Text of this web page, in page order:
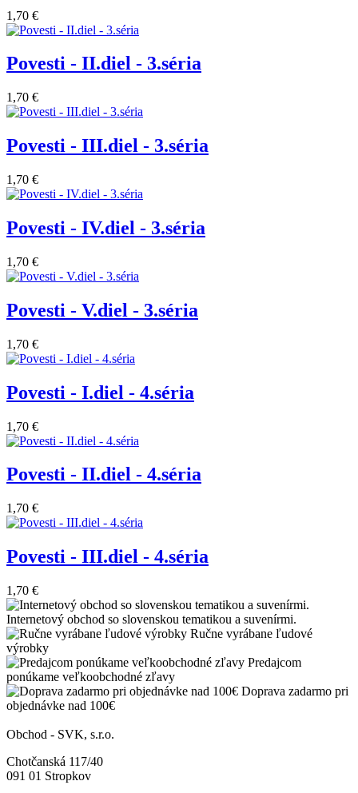
1,70 €
Povesti - II.diel - 3.séria
1,70 €
Povesti - III.diel - 3.séria
1,70 €
Povesti - IV.diel - 3.séria
1,70 €
Povesti - V.diel - 3.séria
1,70 €
Povesti - I.diel - 4.séria
1,70 €
Povesti - II.diel - 4.séria
1,70 €
Povesti - III.diel - 4.séria
1,70 €
Internetový obchod so slovenskou tematikou a suvenírmi.
Ručne vyrábane ľudové
výrobky
Predajcom
ponúkame veľkoobchodné zľavy
Doprava zadarmo pri
objednávke nad 100€
Obchod - SVK, s.r.o.
Chotčanská 117/40
091 01 Stropkov